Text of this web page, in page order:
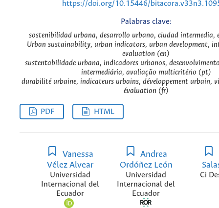
https://doi.org/10.15446/
Palabras clave:
sostenibilidad urbana, desarrollo urbano, ciudad intermedia,
Urban sustainability, urban indicators, urban development,
evaluation (en)
sustentabilidade urbana, indicadores urbanos,
intermediária, avaliação multicritério (pt)
durabilité urbaine, indicateurs urbains, développement urbain,
évaluation (fr)
PDF HTML
Vanessa
Vélez Alvear
Universidad
Internacional del
Ecuador
Andrea
Ordóñez León
Universidad
Internacional del
Ecuador
Ci